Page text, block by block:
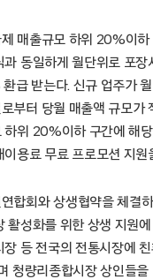
매출규모 하위 20%이하
동일하게 월단위로 포장
급 받는다. 신규 업주가 월
부터 당월 매출액 규모가
하위 20%이하 구간에 해
용료 무료 프로모션 지원
합회와 상생협약을 체결
활성화를 위한 상생 지원
등 전국의 전통시장에 친
청량리종합시장 상인들을